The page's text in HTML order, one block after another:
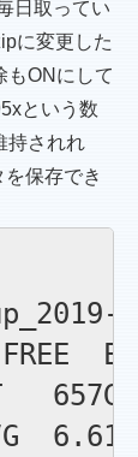
日取ってい
に変更した
もONにして
という数
持されれ
保存でき